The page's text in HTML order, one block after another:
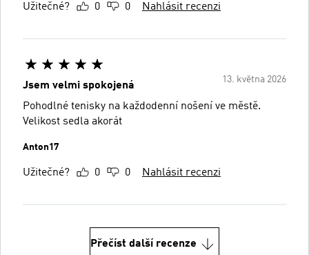
Užitečné? 0 0 Nahlásit recenzi
13. května 2026
Jsem velmi spokojená
Pohodlné tenisky na každodenní nošení ve městě.
Velikost sedla akorát
Anton17
Užitečné? 0 0 Nahlásit recenzi
Přečíst další recenze